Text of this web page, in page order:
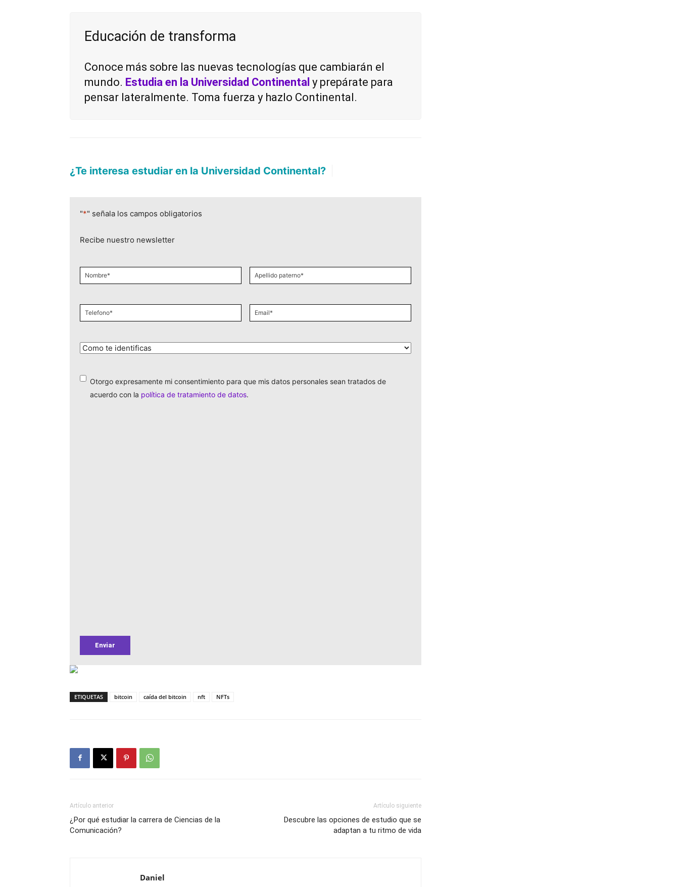
Educación de transforma
Conoce más sobre las nuevas tecnologías que cambiarán el
mundo. Estudia en la Universidad Continental y prepárate para
pensar lateralmente. Toma fuerza y hazlo Continental.
¿Te interesa estudiar en la Universidad Continental?
"*" señala los campos obligatorios
Recibe nuestro newsletter
Nombre*
Apellido
paterno*
Celular* Email*
¿Cómo
identificas?
*
Otorgo expresamente mi consentimiento para que mis datos personales sean tratados de
acuerdo con la política de tratamiento de datos.
ETIQUETAS bitcoin caída del bitcoin nft NFTs
Artículo anterior
¿Por qué estudiar la carrera de Ciencias de la
Comunicación?
Artículo siguiente
Descubre las opciones de estudio que se
adaptan a tu ritmo de vida
Daniel